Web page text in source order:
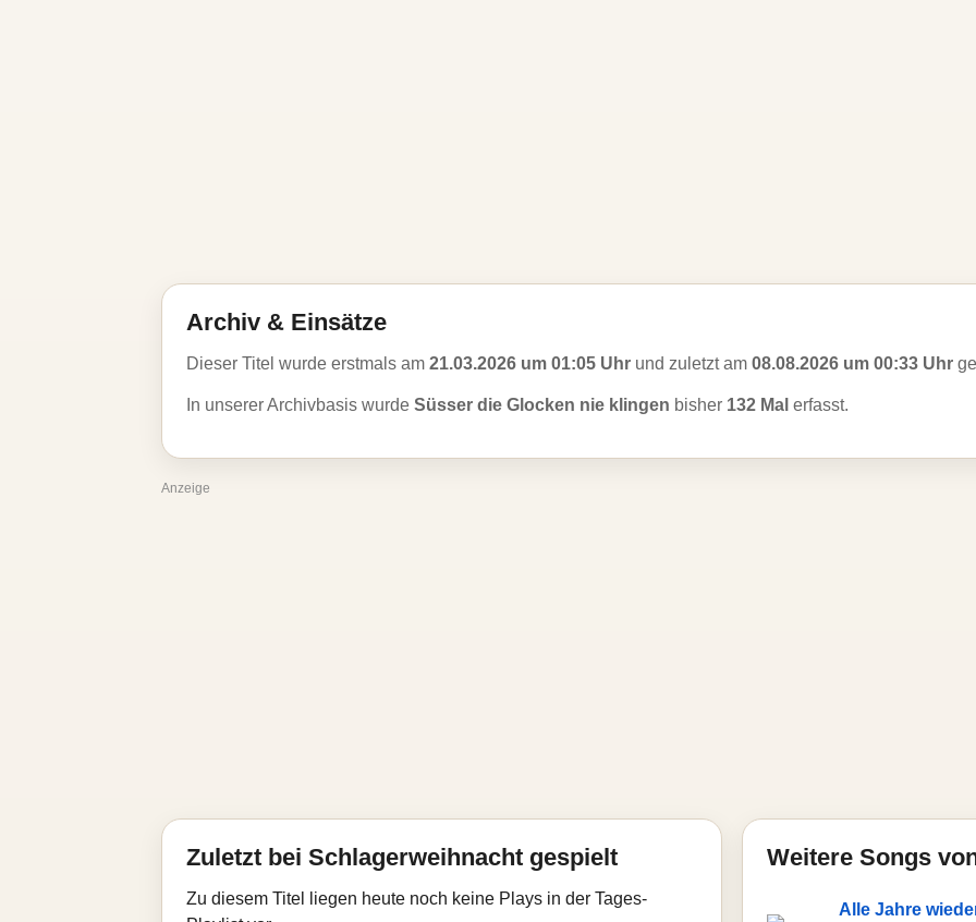
Archiv & Einsätze
Dieser Titel wurde erstmals am 21.03.2026 um 01:05 Uhr und zuletzt am 08.08.2026 um 00:33 Uhr
In unserer Archivbasis wurde Süsser die Glocken nie klingen bisher 132 Mal erfasst.
Anzeige
Zuletzt bei Schlagerweihnacht gespielt
Zu diesem Titel liegen heute noch keine Plays in der Tages-
Weitere Songs
Alle Jahre